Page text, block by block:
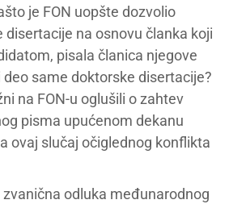
je FON uopšte dozvolio
disertacije na osnovu članka koji
pisala članica njegove
deo same doktorske disertacije?
na FON-u oglušili o zahtev
pisma upućenom dekanu
ovaj slučaj očiglednog konflikta
odluka međunarodnog